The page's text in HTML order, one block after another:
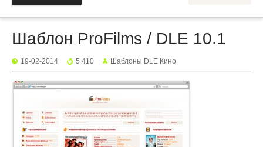
Шаблон ProFilms / DLE 10.1
19-02-2014 5 410 Шаблоны DLE Кино